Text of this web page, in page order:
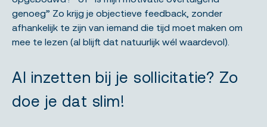
genoeg” Zo krijg je objectieve feedback, zonder
afhankelijk te zijn van iemand die tijd moet maken om
mee te lezen (al blijft dat natuurlijk wél waardevol).
AI inzetten bij je sollicitatie? Zo
doe je dat slim!